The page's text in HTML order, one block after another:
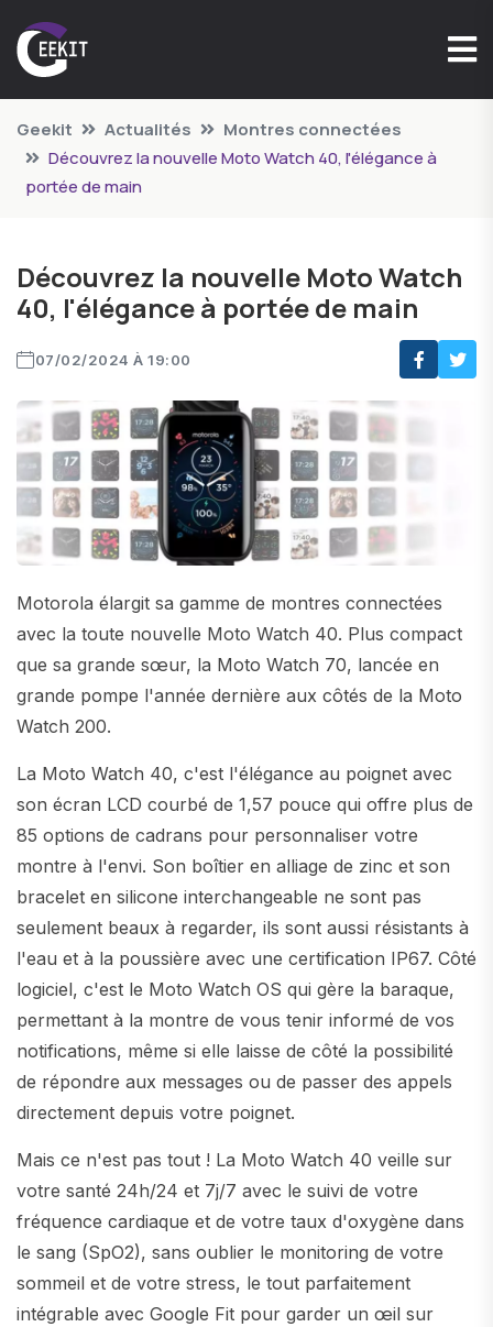
Geekit Actualités
Montres connectées
Découvrez la nouvelle Moto Watch 40, l'élégance à
portée de main
Découvrez la nouvelle Moto Watch
40, l'élégance à portée de main
07/02/2024 À 19:00
Motorola élargit sa gamme de montres connectées
avec la toute nouvelle Moto Watch 40. Plus compact
que sa grande sœur, la Moto Watch 70, lancée en
grande pompe l'année dernière aux côtés de la Moto
Watch 200.
La Moto Watch 40, c'est l'élégance au poignet avec
son écran LCD courbé de 1,57 pouce qui offre plus de
85 options de cadrans pour personnaliser votre
montre à l'envi. Son boîtier en alliage de zinc et son
bracelet en silicone interchangeable ne sont pas
seulement beaux à regarder, ils sont aussi résistants à
l'eau et à la poussière avec une certification IP67. Côté
logiciel, c'est le Moto Watch OS qui gère la baraque,
permettant à la montre de vous tenir informé de vos
notifications, même si elle laisse de côté la possibilité
de répondre aux messages ou de passer des appels
directement depuis votre poignet.
Mais ce n'est pas tout ! La Moto Watch 40 veille sur
votre santé 24h/24 et 7j/7 avec le suivi de votre
fréquence cardiaque et de votre taux d'oxygène dans
le sang (SpO2), sans oublier le monitoring de votre
sommeil et de votre stress, le tout parfaitement
intégrable avec Google Fit pour garder un œil sur